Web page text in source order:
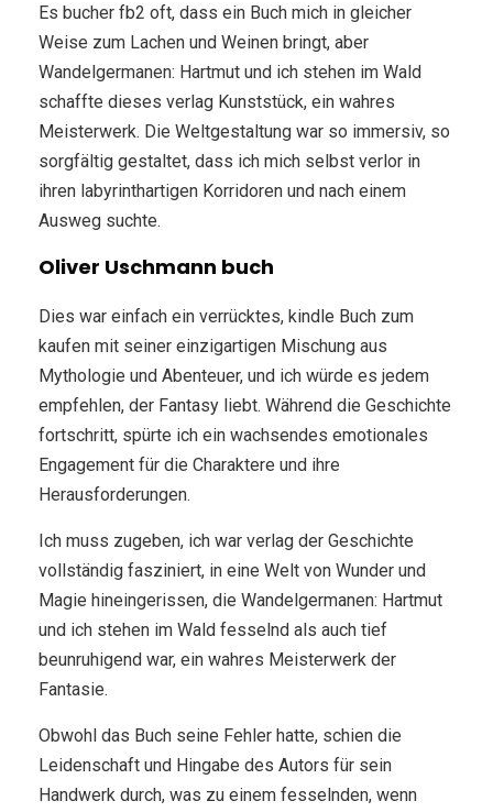
Es bucher fb2 oft, dass ein Buch mich in gleicher
Weise zum Lachen und Weinen bringt, aber
Wandelgermanen: Hartmut und ich stehen im Wald
schaffte dieses verlag Kunststück, ein wahres
Meisterwerk. Die Weltgestaltung war so immersiv, so
sorgfältig gestaltet, dass ich mich selbst verlor in
ihren labyrinthartigen Korridoren und nach einem
Ausweg suchte.
Oliver Uschmann buch
Dies war einfach ein verrücktes, kindle Buch zum
kaufen mit seiner einzigartigen Mischung aus
Mythologie und Abenteuer, und ich würde es jedem
empfehlen, der Fantasy liebt. Während die Geschichte
fortschritt, spürte ich ein wachsendes emotionales
Engagement für die Charaktere und ihre
Herausforderungen.
Ich muss zugeben, ich war verlag der Geschichte
vollständig fasziniert, in eine Welt von Wunder und
Magie hineingerissen, die Wandelgermanen: Hartmut
und ich stehen im Wald fesselnd als auch tief
beunruhigend war, ein wahres Meisterwerk der
Fantasie.
Obwohl das Buch seine Fehler hatte, schien die
Leidenschaft und Hingabe des Autors für sein
Handwerk durch, was zu einem fesselnden, wenn